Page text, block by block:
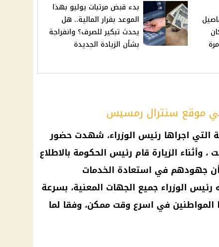
بدء قبض مرتبات يوليو بهذا
الموعد بقرار المالية.. هل
يحدث تبكير للصرف؟ وانفراجة
بشأن الزيادة الجديدة
في موقع سنترال رمسيس
التي اجراها رئيس الوزراء، شهدت حضور
، وأثناء الزيارة قام رئيس الحكومة بالاطلاع
جهودهم في استعادة الخدمات
رئيس الوزراء جميع الجهات المعنية، بسرعة
المواطنين في اسرع وقت ممكن، وفقا لما